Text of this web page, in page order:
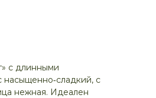
с длинными
с
нежная. Идеален